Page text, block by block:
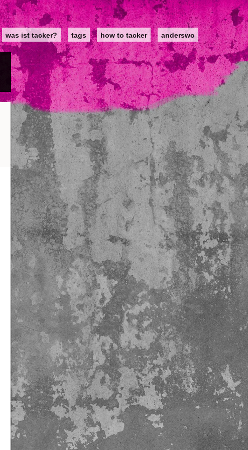
was ist tacker? tags how to tacker anderswo